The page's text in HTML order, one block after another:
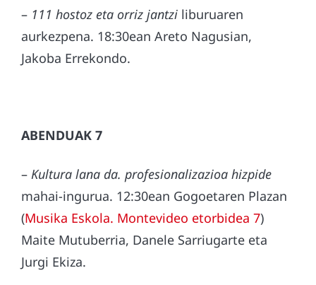
– 111 hostoz eta orriz jantzi liburuaren
aurkezpena. 18:30ean Areto Nagusian,
Jakoba Errekondo.
ABENDUAK 7
– Kultura lana da. profesionalizazioa hizpide
mahai-ingurua. 12:30ean Gogoetaren Plazan
(Musika Eskola. Montevideo etorbidea 7)
Maite Mutuberria, Danele Sarriugarte eta
Jurgi Ekiza.